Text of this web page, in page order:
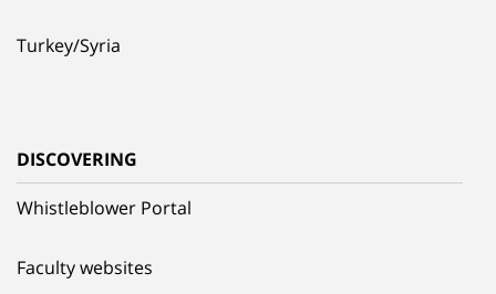
Turkey/Syria
DISCOVERING
Whistleblower Portal
Faculty websites